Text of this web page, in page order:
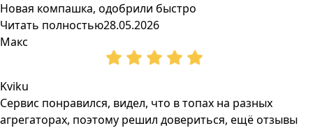
Новая компашка, одобрили быстро
Читать полностью28.05.2026
Макс
Kviku
Сервис понравился, видел, что в топах на разных
агрегаторах, поэтому решил довериться, ещё отзывы